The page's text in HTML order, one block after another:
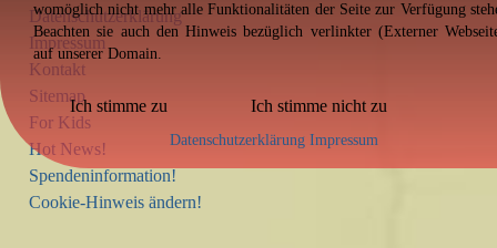
Datenschutzerklärung
Impressum
Kontakt
Sitemap
For Kids
Hot News!
Spendeninformation!
Cookie-Hinweis ändern!
womöglich nicht mehr alle Funktionalitäten der Seite zur Verfügung
Beachten sie auch den Hinweis bezüglich verlinkter (Externer
auf unserer Domain.
Ich stimme zu Ich stimme nicht zu
Datenschutzerklärung Impressum